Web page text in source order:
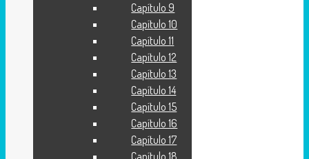
Ευαγγελιο
Capítulo 9
Capítulo 10
Capítulo 11
Capítulo 12
Capítulo 13
Capítulo 14
Capítulo 15
Capítulo 16
Capítulo 17
Capítulo 18